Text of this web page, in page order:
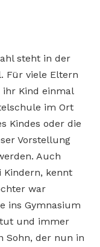
steht in der
Für viele Eltern
ihr Kind einmal
im Ort
Kindes oder die
Vorstellung
Auch
Kindern, kennt
war
ins Gymnasium
tut und immer
Sohn, der nun in